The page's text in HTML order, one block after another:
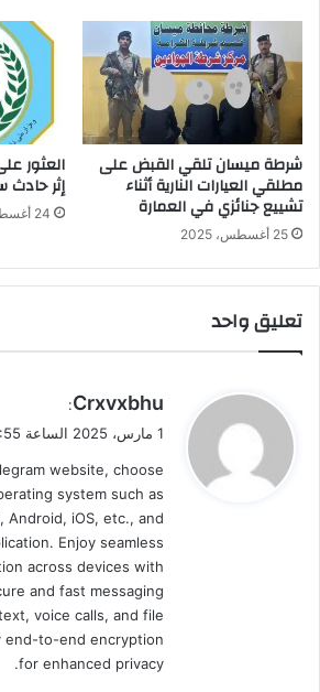
شرطة ميسان تلقي القبض على
مطلقي العيارات النارية أثناء
تشييع جنائزي في العمارة
25 أغسطس، 2025
العثور
إثر حادث
24 أغسطس، 2025
تعليق واحد
ي
ق
ل
Crxvxbhu
:
1 مارس، 2025 الساعة 1:55 ص
website, choose
system such as
Android, iOS, etc., and
Enjoy seamless
across devices with
and fast messaging
voice calls, and file
end-to-end encryption
for enhanced privacy.